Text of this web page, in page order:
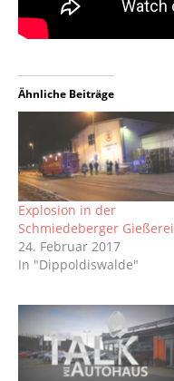
Ähnliche Beiträge
Explosion in der
Schmiedeberger Gießerei
24. Februar 2017
In "Dippoldiswalde"